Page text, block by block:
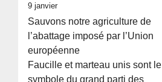
9 janvier
Sauvons notre agriculture de
l’abattage imposé par l’Union
européenne
Faucille et marteau unis sont le
symbole du grand parti des